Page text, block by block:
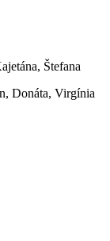
Štefana
Donáta, Virgínia